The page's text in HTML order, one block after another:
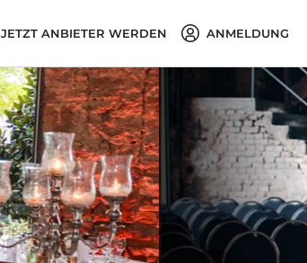
JETZT ANBIETER WERDEN ANMELDUNG